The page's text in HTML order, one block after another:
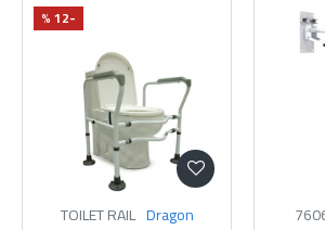
-12 %
Dragon
TOILET RAIL